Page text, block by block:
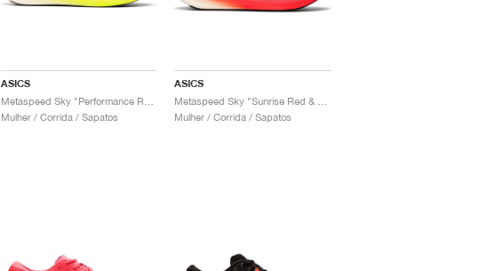
ASICS
Mulher / Corrida / Sapatos
ASICS
Mulher / Corrida / Sapatos